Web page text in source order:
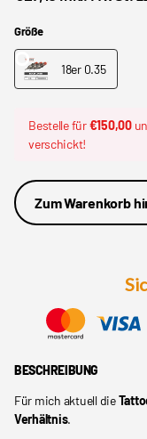
Größe
18er 0.35
Bestelle für€150,00
verschickt!
Zum Warenkorb
BESCHREIBUNG
Für mich aktuell die
Verhältnis.